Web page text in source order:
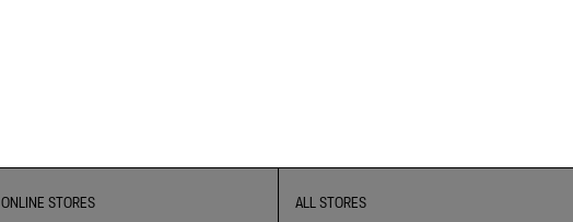
ONLINE STORES ALL STORES